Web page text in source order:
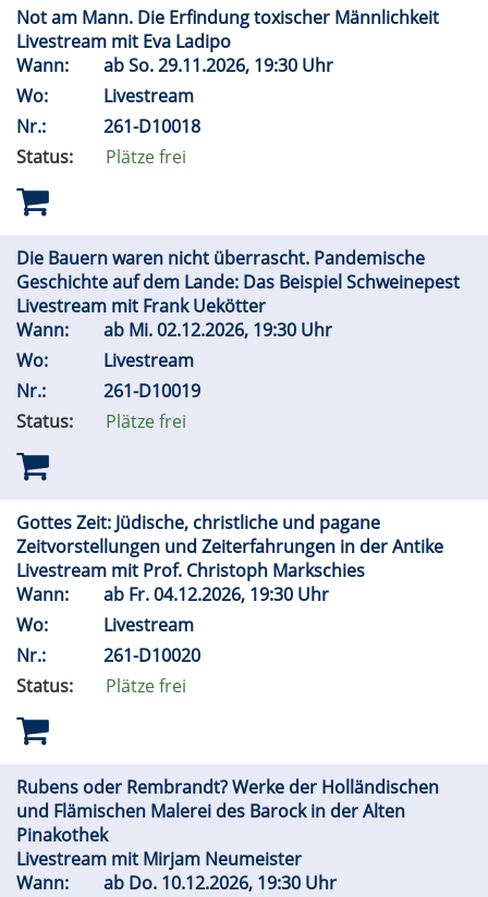
Not am Mann. Die Erfindung toxischer Männlichkeit
Livestream mit Eva Ladipo
Wann:
abSo.29.11.2026, 19:30 Uhr
Wo:
Livestream
Nr.:
261-D10018
Status:
Plätze frei
Die Bauern waren nicht überrascht. Pandemische
Geschichte auf dem Lande: Das Beispiel Schweinepest
Livestream mit Frank Uekötter
Wann:
ab Mi.02.12.2026, 19:30 Uhr
Wo:
Livestream
Nr.:
261-D10019
Status:
Plätze frei
Gottes Zeit: Jüdische, christliche und pagane
Zeitvorstellungen und Zeiterfahrungen in der Antike
Livestream mit Prof. Christoph Markschies
Wann:
ab Fr.04.12.2026, 19:30 Uhr
Wo:
Livestream
Nr.:
261-D10020
Status:
Plätze frei
Rubens oder Rembrandt? Werke der Holländischen
und Flämischen Malerei des Barock in der Alten
Pinakothek
Livestream mit Mirjam Neumeister
Wann:
ab Do. 10.12.2026, 19:30 Uhr